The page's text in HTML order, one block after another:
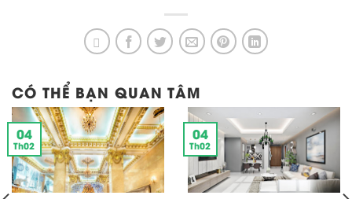
CÓ THỂ BẠN QUAN TÂM
04
Th02
04
Th02